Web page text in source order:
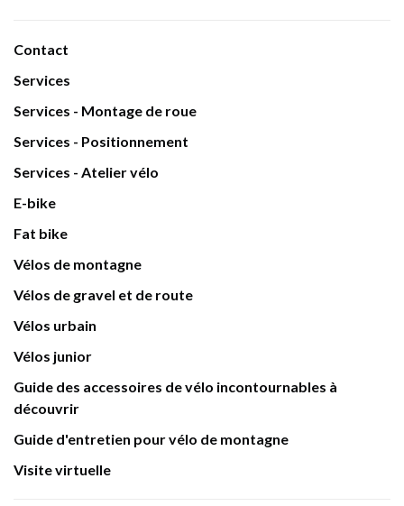
Contact
Services
Services - Montage de roue
Services - Positionnement
Services - Atelier vélo
E-bike
Fat bike
Vélos de montagne
Vélos de gravel et de route
Vélos urbain
Vélos junior
Guide des accessoires de vélo incontournables à
découvrir
Guide d'entretien pour vélo de montagne
Visite virtuelle